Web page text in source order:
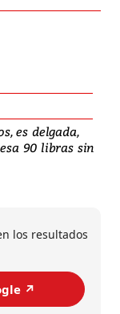
es delgada,
90 libras sin
los resultados
↗️